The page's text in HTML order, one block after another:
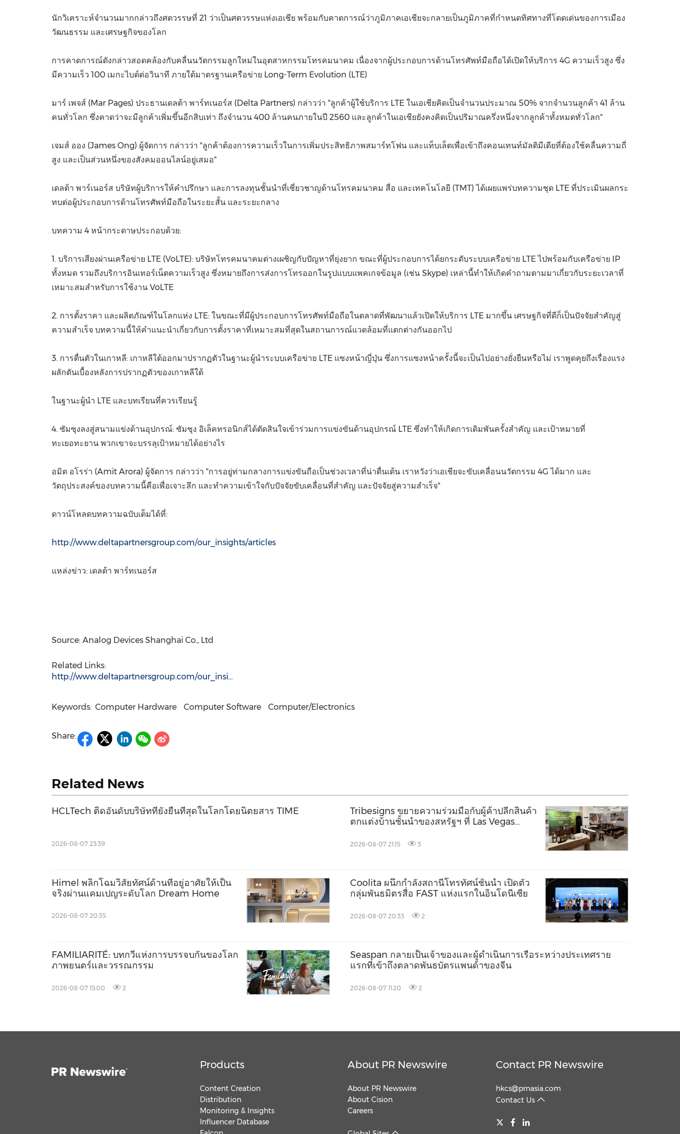
FIFA World Cup China International Import Expo
นักวิเคราะห์จำนวนมากกล่าวถึงศตวรรษที่ 21 ว่าเป็นศตวรรษแห่งเอเชีย พร้อมกับคาดการณ์ว่าภูมิภาคเอเชียจะกลายเป็นภูมิภาคที่กำหนดทิศทางที่โดดเด่นของการเมือง
วัฒนธรรม และเศรษฐกิจของโลก
การคาดการณ์ดังกล่าวสอดคล้องกับคลื่นนวัตกรรมลูกใหม่ในอุตสาหกรรมโทรคมนาคม เนื่องจากผู้ประกอบการด้านโทรศัพท์มือถือได้เปิดให้บริการ 4G ความเร็วสูง ซึ่ง
มีความเร็ว 100 เมกะไบต์ต่อวินาที ภายใต้มาตรฐานเครือข่าย Long-Term Evolution (LTE)
มาร์ เพจส์ (Mar Pages) ประธานเดลต้า พาร์ทเนอร์ส (Delta Partners) กล่าวว่า "ลูกค้าผู้ใช้บริการ LTE ในเอเชียคิดเป็นจำนวนประมาณ 50% จากจำนวนลูกค้า 41 ล้าน
คนทั่วโลก ซึ่งคาดว่าจะมีลูกค้าเพิ่มขึ้นอีกสิบเท่า ถึงจำนวน 400 ล้านคนภายในปี 2560 และลูกค้าในเอเชียยังคงคิดเป็นปริมาณครึ่งหนึ่งจากลูกค้าทั้งหมดทั่วโลก"
เจมส์ ออง (James Ong) ผู้จัดการ กล่าวว่า "ลูกค้าต้องการความเร็วในการเพิ่มประสิทธิภาพสมาร์ทโฟน และแท็บเล็ตเพื่อเข้าถึงคอนเทนท์มัลติมีเดียที่ต้องใช้คลื่นความถี่
สูง และเป็นส่วนหนึ่งของสังคมออนไลน์อยู่เสมอ"
เดลต้า พาร์เนอร์ส บริษัทผู้บริการให้คำปรึกษา และการลงทุนชั้นนำที่เชี่ยวชาญด้านโทรคมนาคม สื่อ และเทคโนโลยี (TMT) ได้เผยแพร่บทความชุด LTE ที่ประเมินผลกระ
ทบต่อผู้ประกอบการด้านโทรศัพท์มือถือในระยะสั้น และระยะกลาง
บทความ 4 หน้ากระดาษประกอบด้วย:
1. บริการเสียงผ่านเครือข่าย LTE (VoLTE): บริษัทโทรคมนาคมต่างเผชิญกับปัญหาที่ยุ่งยาก ขณะที่ผู้ประกอบการได้ยกระดับระบบเครือข่าย LTE ไปพร้อมกับเครือข่าย IP
ทั้งหมด รวมถึงบริการอินเทอร์เน็ตความเร็วสูง ซึ่งหมายถึงการส่งการโทรออกในรูปแบบแพคเกจข้อมูล (เช่น Skype) เหล่านี้ทำให้เกิดคำถามตามมาเกี่ยวกับระยะเวลาที่
เหมาะสมสำหรับการใช้งาน VoLTE
2. การตั้งราคา และผลิตภัณฑ์ในโลกแห่ง LTE: ในขณะที่มีผู้ประกอบการโทรศัพท์มือถือในตลาดที่พัฒนาแล้วเปิดให้บริการ LTE มากขึ้น เศรษฐกิจที่ดีก็เป็นปัจจัยสำคัญสู่
ความสำเร็จ บทความนี้ให้คำแนะนำเกี่ยวกับการตั้งราคาที่เหมาะสมที่สุดในสถานการณ์แวดล้อมที่แตกต่างกันออกไป
3. การตื่นตัวในเกาหลี: เกาหลีใต้ออกมาปรากฏตัวในฐานะผู้นำระบบเครือข่าย LTE แซงหน้าญี่ปุ่น ซึ่งการแซงหน้าครั้งนี้จะเป็นไปอย่างยั่งยืนหรือไม่ เราพูดคุยถึงเรื่องแรง
ผลักดันเบื้องหลังการปรากฏตัวของเกาหลีใต้
ในฐานะผู้นำ LTE และบทเรียนที่ควรเรียนรู้
4. ซัมซุงลงสู่สนามแข่งด้านอุปกรณ์: ซัมซุง อิเล็คทรอนิกส์ได้ตัดสินใจเข้าร่วมการแข่งขันด้านอุปกรณ์ LTE ซึ่งทำให้เกิดการเดิมพันครั้งสำคัญ และเป้าหมายที่
ทะเยอทะยาน พวกเขาจะบรรลุเป้าหมายได้อย่างไร
อมิต อโรร่า (Amit Arora) ผู้จัดการ กล่าวว่า "การอยู่ท่ามกลางการแข่งขันถือเป็นช่วงเวลาที่น่าตื่นเต้น เราหวังว่าเอเชียจะขับเคลื่อนนวัตกรรม 4G ได้มาก และ
วัตถุประสงค์ของบทความนี้คือเพื่อเจาะลึก และทำความเข้าใจกับปัจจัยขับเคลื่อนที่สำคัญ และปัจจัยสู่ความสำเร็จ"
ดาวน์โหลดบทความฉบับเต็มได้ที่:
http://www.deltapartnersgroup.com/our_insights/articles
แหล่งข่าว: เดลต้า พาร์ทเนอร์ส
Source: Analog Devices Shanghai Co., Ltd
Related Links:
http://www.deltapartnersgroup.com/our_insi...
Keywords: Computer Hardware Computer Software Computer/Electronics
Share:
Related News
HCLTech ติดอันดับบริษัทที่ยั่งยืนที่สุดในโลกโดยนิตยสาร TIME
2026-08-07 23:39
Tribesigns ขยายความร่วมมือกับผู้ค้าปลีกสินค้า
ตกแต่งบ้านชั้นนำของสหรัฐฯ ที่ Las Vegas
2026-08-07 21:15 3
Himel พลิกโฉมวิสัยทัศน์ด้านที่อยู่อาศัยให้เป็น
จริงผ่านแคมเปญระดับโลก Dream Home
2026-08-07 20:35
Coolita ผนึกกำลังสถานีโทรทัศน์ชั้นนำ เปิดตัว
กลุ่มพันธมิตรสื่อ FAST แห่งแรกในอินโดนีเซีย
2026-08-07 20:33 2
FAMILIARITÉ: บทกวีแห่งการบรรจบกันของโลก
ภาพยนตร์และวรรณกรรม
2026-08-07 15:00 2
Seaspan กลายเป็นเจ้าของและผู้ดำเนินการเรือระหว่างประเทศราย
แรกที่เข้าถึงตลาดพันธบัตรแพนด้าของจีน
2026-08-07 11:20 2
Products
Content Creation
Distribution
Monitoring & Insights
Influencer Database
About PR Newswire
About PR Newswire
About Cision
Careers
Contact PR Newswire
hkcs@prnasia.com
Contact Us